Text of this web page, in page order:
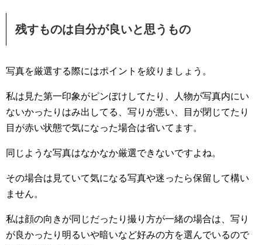
残すものは自分が良いと思うもの
写真を厳選する際にはポイントを絞りましょう。
私は見た第一印象がピンぼけしてたり、人物が写真内にい
ないかったりはみ出してる、写りが悪い、目が閉じてたり
目が赤い状態で気になった場合は省いてます。
同じような写真はなかなか厳選できないですよね。
その場合は見ていて気になる写真や迷ったら保留して構い
ません。
私は顔の向きが同じだったり撮り方が一緒の場合は、写り
が良かったり明るいや暗いなど好みの方を選んでいるので